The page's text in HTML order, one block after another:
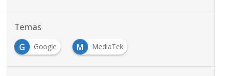
Temas
G
Google M MediaTek